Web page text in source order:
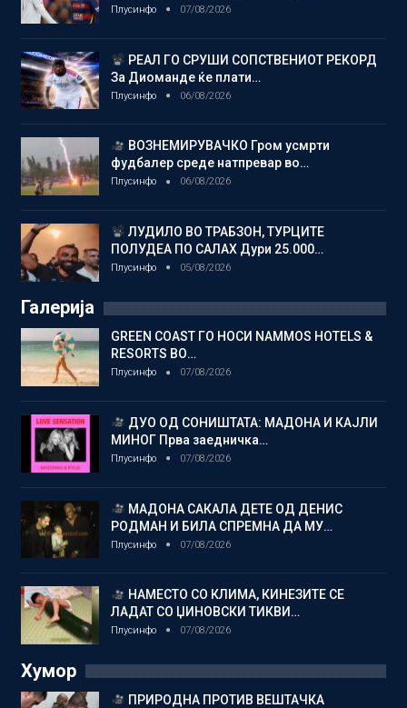
Плусинфо 07/08/2026
РЕАЛ ГО СРУШИ СОПСТВЕНИОТ РЕКОРД
За Диоманде ќе плати…
Плусинфо 06/08/2026
ВОЗНЕМИРУВАЧКО Гром усмрти
фудбалер среде натпревар во…
Плусинфо 06/08/2026
ЛУДИЛО ВО ТРАБЗОН, ТУРЦИТЕ
ПОЛУДЕА ПО САЛАХ Дури 25.000…
Плусинфо 05/08/2026
Галерија
GREEN COAST ГО НОСИ NAMMOS HOTELS &
RESORTS ВО…
Плусинфо 07/08/2026
ДУО ОД СОНИШТАТА: МАДОНА И КАЈЛИ
МИНОГ Прва заедничка…
Плусинфо 07/08/2026
МАДОНА САКАЛА ДЕТЕ ОД ДЕНИС
РОДМАН И БИЛА СПРЕМНА ДА МУ…
Плусинфо 07/08/2026
НАМЕСТО СО КЛИМА, КИНЕЗИТЕ СЕ
ЛАДАТ СО ЏИНОВСКИ ТИКВИ…
Плусинфо 07/08/2026
Хумор
ПРИРОДНА ПРОТИВ ВЕШТАЧКА